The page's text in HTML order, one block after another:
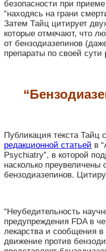
безопасности при
“находясь на грани
Затем Тайц цитирует
которые отмечают, что
от бензодиазепинов
препараты по своей
Публикация текста Тайц
редакционной статьей в
Psychiatry”, в которой
насколько преувеличены
бензодиазепинов.
“Неубедительность
предупреждения FDA в
лекарства и сообщения
движение против